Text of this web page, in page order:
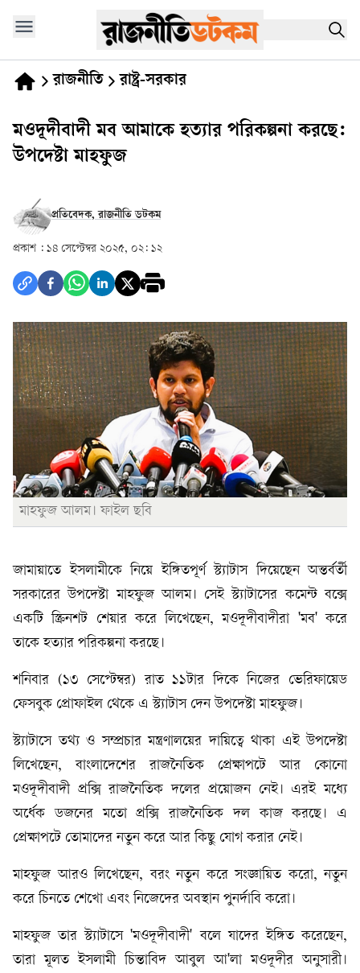
রাজনীতি রাষ্ট্র-সরকার
মওদূদীবাদী মব আমাকে হত্যার পরিকল্পনা করছে:
উপদেষ্টা মাহফুজ
প্রতিবেদক, রাজনীতি ডটকম
প্রকাশ : ১৪ সেপ্টেম্বর ২০২৫, ০২: ১২
মাহফুজ আলম। ফাইল ছবি
জামায়াতে ইসলামীকে নিয়ে ইঙ্গিতপূর্ণ স্ট্যাটাস দিয়েছেন অন্তর্বর্তী
সরকারের উপদেষ্টা মাহফুজ আলম। সেই স্ট্যাটাসের কমেন্ট বক্সে
একটি স্ক্রিনশট শেয়ার করে লিখেছেন, মওদূদীবাদীরা 'মব' করে
তাকে হত্যার পরিকল্পনা করছে।
শনিবার (১৩ সেপ্টেম্বর) রাত ১১টার দিকে নিজের ভেরিফায়েড
ফেসবুক প্রোফাইল থেকে এ স্ট্যাটাস দেন উপদেষ্টা মাহফুজ।
স্ট্যাটাসে তথ্য ও সম্প্রচার মন্ত্রণালয়ের দায়িত্বে থাকা এই উপদেষ্টা
লিখেছেন, বাংলাদেশের রাজনৈতিক প্রেক্ষাপটে আর কোনো
মওদূদীবাদী প্রক্সি রাজনৈতিক দলের প্রয়োজন নেই। এরই মধ্যে
অর্ধেক ডজনের মতো প্রক্সি রাজনৈতিক দল কাজ করছে। এ
প্রেক্ষাপটে তোমাদের নতুন করে আর কিছু যোগ করার নেই।
মাহফুজ আরও লিখেছেন, বরং নতুন করে সংজ্ঞায়িত করো, নতুন
করে চিনতে শেখো এবং নিজেদের অবস্থান পুনর্দাবি করো।
মাহফুজ তার স্ট্যাটাসে 'মওদূদীবাদী' বলে যাদের ইঙ্গিত করেছেন,
তারা মূলত ইসলামী চিন্তাবিদ আবুল আ'লা মওদূদীর অনুসারী।